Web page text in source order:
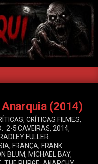
(2014)
, CRÍTICAS FILMES,
2-5 CAVEIRAS, 2014,
FULLER,
, FRANÇA, FRANK
BLUM, MICHAEL BAY,